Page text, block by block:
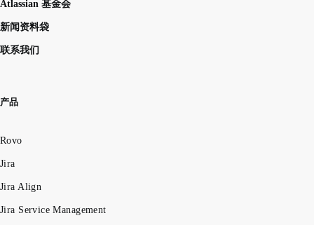
Atlassian 基金会
新闻资料袋
联系我们
产品
Rovo
Jira
Jira Align
Jira Service Management